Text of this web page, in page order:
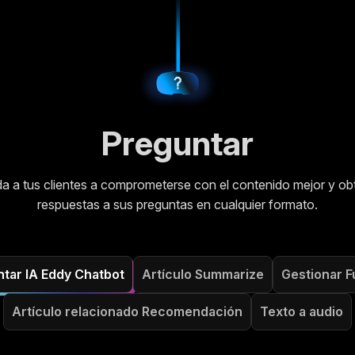
Preguntar
a tus clientes a comprometerse con el contenido mejor y
respuestas a sus preguntas en cualquier formato.
Preguntar IA Eddy Chatbot Artículo Summarize
Artículo relacionado Recomendación Texto a audio